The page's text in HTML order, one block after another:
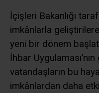
İçişleri Bakanlığı
imkânlarla
yeni bir dönem
İhbar
vatandaşların bu
imkânlardan daha